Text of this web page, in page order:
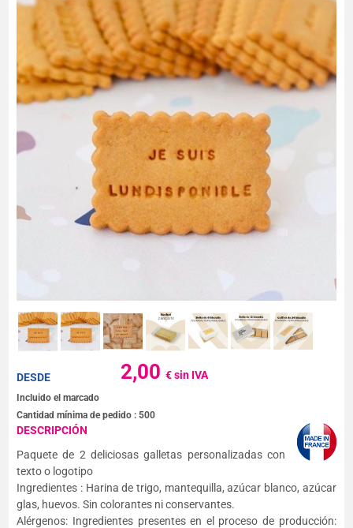
2,00€ sin IVA
DESDE
Incluido el marcado
Cantidad mínima de pedido :500
DESCRIPCIÓN
Paquete de 2 deliciosas galletas personalizadas con
texto o logotipo
Ingredientes : Harina de trigo, mantequilla, azúcar blanco, azúcar
glas, huevos. Sin colorantes ni conservantes.
Alérgenos: Ingredientes presentes en el proceso de producción: